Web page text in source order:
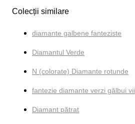
Colecții similare
diamante galbene fanteziste
Diamantul Verde
N (colorate) Diamante rotunde
fantezie diamante verzi gălbui vii
Diamant pătrat